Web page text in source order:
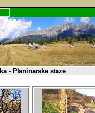
- Planinarske staze